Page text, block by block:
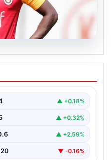
yeni
▲ +0.18%
▲ +0.32%
▲ +2.59%
▼ -0.16%